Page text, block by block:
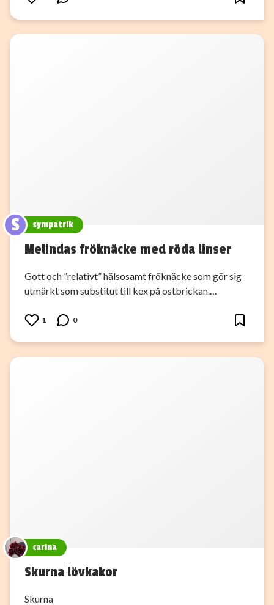
S sympatrik
Melindas fröknäcke med röda linser
Gott och ”relativt” hälsosamt fröknäcke som gör sig
utmärkt som substitut till kex på ostbrickan.…
1 0
carina
Skurna lövkakor
Skurna